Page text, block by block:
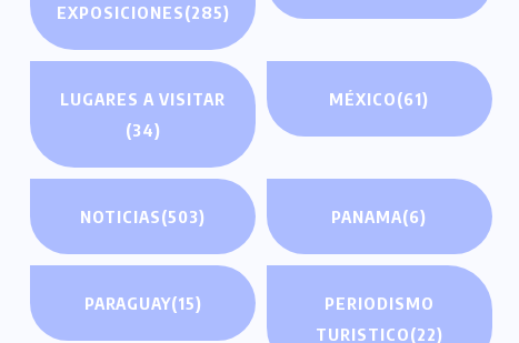
EXPOSICIONES(285)
LUGARES A VISITAR
(34)
MÉXICO(61)
NOTICIAS(503) PANAMA(6)
PARAGUAY(15)
PERIODISMO
TURISTICO(22)